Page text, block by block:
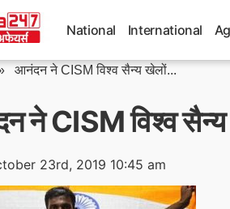
National International
आनंदन ने CISM विश्व सैन्य खेलों...
ने CISM विश्व
23rd, 2019 10:45 am